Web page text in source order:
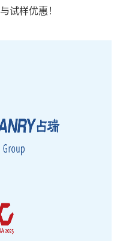
试样优惠！